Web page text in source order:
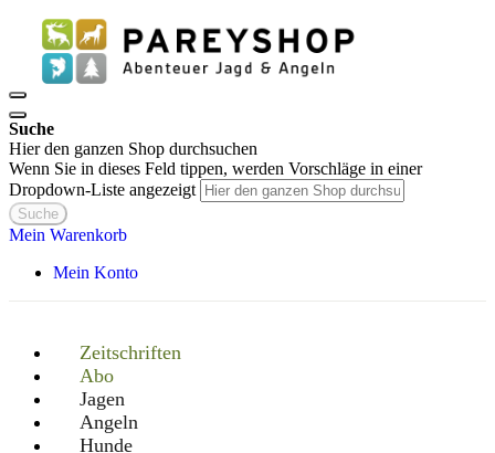
Suche
Hier den ganzen Shop durchsuchen
Wenn Sie in dieses Feld tippen, werden Vorschläge in einer
Dropdown-Liste angezeigt
Suche
Mein Warenkorb
Mein Konto
Zeitschriften
Abo
Jagen
Angeln
Hunde